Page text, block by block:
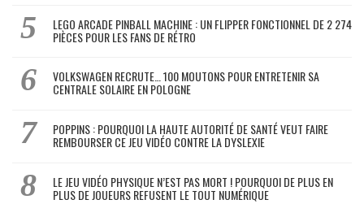
LEGO ARCADE PINBALL MACHINE : UN FLIPPER FONCTIONNEL DE 2 274
PIÈCES POUR LES FANS DE RÉTRO
VOLKSWAGEN RECRUTE… 100 MOUTONS POUR ENTRETENIR SA
CENTRALE SOLAIRE EN POLOGNE
POPPINS : POURQUOI LA HAUTE AUTORITÉ DE SANTÉ VEUT FAIRE
REMBOURSER CE JEU VIDÉO CONTRE LA DYSLEXIE
LE JEU VIDÉO PHYSIQUE N’EST PAS MORT ! POURQUOI DE PLUS EN
PLUS DE JOUEURS REFUSENT LE TOUT NUMÉRIQUE